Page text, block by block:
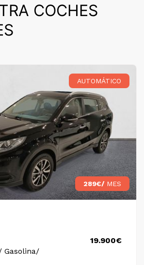
COCHES
AUTOMÁTICO
289€/ MES
Gasolina/
19.900€